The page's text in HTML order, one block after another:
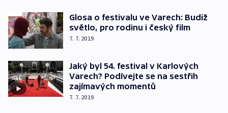
Glosa o festivalu ve Varech: Budiž
světlo, pro rodinu i český film
7. 7. 2019
Jaký byl 54. festival v Karlových
Varech? Podívejte se na sestřih
zajímavých momentů
7. 7. 2019